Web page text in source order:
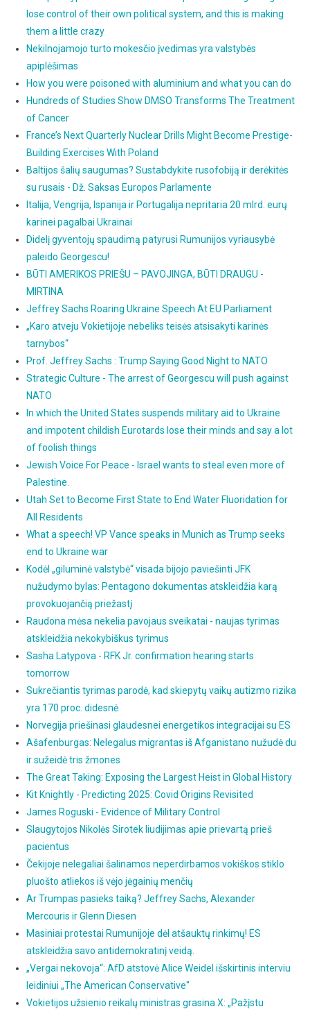
lose control of their own political system, and this is making
them a little crazy
Nekilnojamojo turto mokesčio įvedimas yra valstybės
apiplėšimas
How you were poisoned with aluminium and what you can do
Hundreds of Studies Show DMSO Transforms The Treatment
of Cancer
France’s Next Quarterly Nuclear Drills Might Become Prestige-
Building Exercises With Poland
Baltijos šalių saugumas? Sustabdykite rusofobiją ir derėkitės
su rusais - Dž. Saksas Europos Parlamente
Italija, Vengrija, Ispanija ir Portugalija nepritaria 20 mlrd. eurų
karinei pagalbai Ukrainai
Didelį gyventojų spaudimą patyrusi Rumunijos vyriausybė
paleido Georgescu!
BŪTI AMERIKOS PRIEŠU – PAVOJINGA, BŪTI DRAUGU -
MIRTINA
Jeffrey Sachs Roaring Ukraine Speech At EU Parliament
„Karo atveju Vokietijoje nebeliks teisės atsisakyti karinės
tarnybos“
Prof. Jeffrey Sachs : Trump Saying Good Night to NATO
Strategic Culture - The arrest of Georgescu will push against
NATO
In which the United States suspends military aid to Ukraine
and impotent childish Eurotards lose their minds and say a lot
of foolish things
Jewish Voice For Peace - Israel wants to steal even more of
Palestine.
Utah Set to Become First State to End Water Fluoridation for
All Residents
What a speech! VP Vance speaks in Munich as Trump seeks
end to Ukraine war
Kodėl „giluminė valstybė“ visada bijojo paviešinti JFK
nužudymo bylas: Pentagono dokumentas atskleidžia karą
provokuojančią priežastį
Raudona mėsa nekelia pavojaus sveikatai - naujas tyrimas
atskleidžia nekokybiškus tyrimus
Sasha Latypova - RFK Jr. confirmation hearing starts
tomorrow
Sukrečiantis tyrimas parodė, kad skiepytų vaikų autizmo rizika
yra 170 proc. didesnė
Norvegija priešinasi glaudesnei energetikos integracijai su ES
Ašafenburgas: Nelegalus migrantas iš Afganistano nužudė du
ir sužeidė tris žmones
The Great Taking: Exposing the Largest Heist in Global History
Kit Knightly - Predicting 2025: Covid Origins Revisited
James Roguski - Evidence of Military Control
Slaugytojos Nikolės Sirotek liudijimas apie prievartą prieš
pacientus
Čekijoje nelegaliai šalinamos neperdirbamos vokiškos stiklo
pluošto atliekos iš vėjo jėgainių menčių
Ar Trumpas pasieks taiką? Jeffrey Sachs, Alexander
Mercouris ir Glenn Diesen
Masiniai protestai Rumunijoje dėl atšauktų rinkimų! ES
atskleidžia savo antidemokratinį veidą.
„Vergai nekovoja“: AfD atstovė Alice Weidel išskirtinis interviu
leidiniui „The American Conservative"
Vokietijos užsienio reikalų ministras grasina X: „Pažįstu